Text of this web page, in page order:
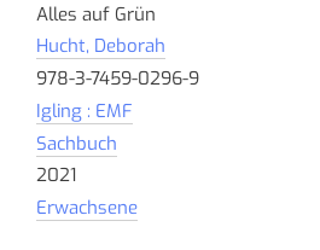
Alles auf Grün
Hucht, Deborah
978-3-7459-0296-9
Igling : EMF
Sachbuch
2021
Erwachsene